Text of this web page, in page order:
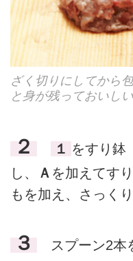
ざく切りにしてから
と身が残っておいしい
２ １ をすり鉢
し、
Ａ を加えてす
もを加え、さっく
３
スプーン2本